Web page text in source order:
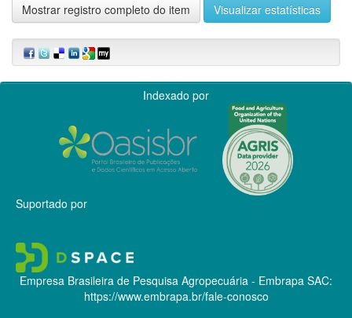
Mostrar registro completo do item Visualizar estatísticas
Indexado por
Suportado por
Empresa Brasileira de Pesquisa Agropecuária - Embrapa SAC:
https://www.embrapa.br/fale-conosco